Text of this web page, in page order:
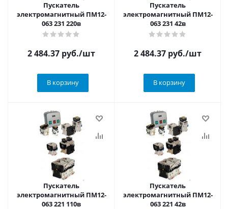
Пускатель
электромагнитный ПМ12-
063 231 220в
2 484.37 руб./шт
В корзину
Пускатель
электромагнитный ПМ12-
063 231 42в
2 484.37 руб./шт
В корзину
Пускатель
электромагнитный ПМ12-
063 221 110в
Пускатель
электромагнитный ПМ12-
063 221 42в